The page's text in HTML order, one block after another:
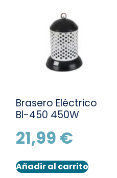
Brasero Eléctrico
Bl-450 450W
21,99 €
Añadir al carrito